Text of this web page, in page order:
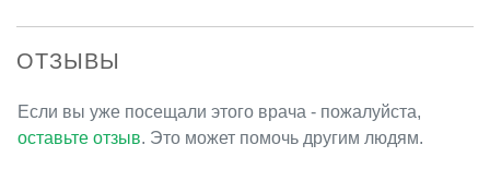
ОТЗЫВЫ
Если вы уже посещали этого врача - пожалуйста,
оставьте отзыв. Это может помочь другим людям.